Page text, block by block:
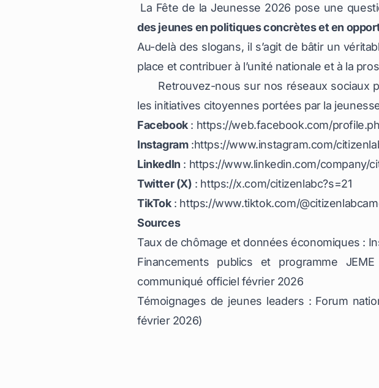
La Fête de la Jeunesse 2026 pose une
des jeunes en politiques concrètes et en
Au-delà des slogans, il s’agit de bâtir un
place et contribuer à l’unité nationale et à la
Retrouvez-nous sur nos réseaux sociaux
les initiatives citoyennes portées par la
Facebook: https://web.facebook.com/
Instagram:https://www.instagram.com/
LinkedIn : https://www.linkedin.com/company/
Twitter (X) : https://x.com/citizenlabc?s=21
TikTok: https://www.tiktok.com/
Sources
Taux de chômage et données économiques :
Financements publics et programme
communiqué officiel février 2026
Témoignages de jeunes leaders : Forum
février 2026)